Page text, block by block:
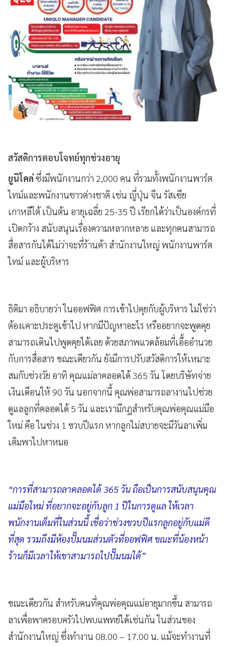
สวัสดิการตอบโจทย์ทุกช่วงอายุ
ยูนิโคล่ซึ่งมีพนักงานกว่า 2,000 คน ที่รวมทั้งพนักงานพาร์ต
ไทม์และพนักงานชาวต่างชาติ เช่น ญี่ปุ่น จีน รัสเซีย
เกาหลีใต้ เป็นต้น อายุเฉลี่ย 25-35 ปี เรียกได้ว่าเป็นองค์กรที่
เปิดกว้าง สนับสนุนเรื่องความหลากหลาย และทุกคนสามารถ
สื่อสารกันได้ไม่ว่าจะที่ร้านค้า สำนักงานใหญ่ พนักงานพาร์ต
ไทม์ และผู้บริหาร
ธิติมา อธิบายว่า ในออฟฟิศ การเข้าไปคุยกับผู้บริหาร ไม่ใช่ว่า
ต้องเคาะประตูเข้าไป หากมีปัญหาอะไร หรืออยากจะพูดคุย
สามารถเดินไปพูดคุยได้เลย ด้วยสภาพแวดล้อมที่เอื้ออำนวย
กับการสื่อสาร ขณะเดียวกัน ยังมีการปรับสวัสดิการให้เหมาะ
สมกับช่วงวัย อาทิ คุณแม่ลาคลอดได้ 365 วัน โดยบริษัทจ่าย
เงินเดือนให้ 90 วัน นอกจากนี้ คุณพ่อสามารถลางานไปช่วย
ดูแลลูกที่คลอดได้ 5 วัน และเรามีกฎสำหรับคุณพ่อคุณแม่มือ
ใหม่ คือ ในช่วง 1 ขวบปีแรก หากลูกไม่สบายจะมีวันลาเพิ่ม
เติมพาไปหาหมอ
“การที่สามารถลาคลอดได้ 365 วัน ถือเป็นการสนับสนุนคุณ
แม่มือใหม่ ที่อยากจะอยู่กับลูก 1 ปีในการดูแล ให้เวลา
พนักงานเต็มที่ในส่วนนี้ เชื่อว่าช่วงขวบปีแรกลูกอยู่กับแม่ดี
ที่สุด รวมถึงมีห้องปั๊มนมส่วนตัวที่ออฟฟิศ ขณะที่น้องหน้า
ร้านก็มีเวลาให้เขาสามารถไปปั๊มนมได้”
ขณะเดียวกัน สำหรับคนที่คุณพ่อคุณแม่อายุมากขึ้น สามารถ
ลาเพื่อพาครอบครัวไปพบแพทย์ได้เช่นกัน ในส่วนของ
สำนักงานใหญ่ ซึ่งทำงาน 08.00 – 17.00 น. แม้จะทำงานที่